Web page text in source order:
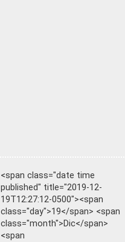
<span class="date time
published" title="2019-12-
19T12:27:12-0500"><span
class="day">19</span> <span
class="month">Dic</span>
<span